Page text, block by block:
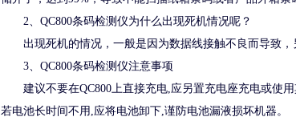
2、QC800条码检测仪为什么出现死机情况呢？
出现死机的情况，一般是因为数据线接触不良而导致，
3、QC800条码检测仪注意事项
建议不要在QC800上直接充电,应另置充电座充电或使用
若电池长时间不用,应将电池卸下,谨防电池漏液损坏机器。